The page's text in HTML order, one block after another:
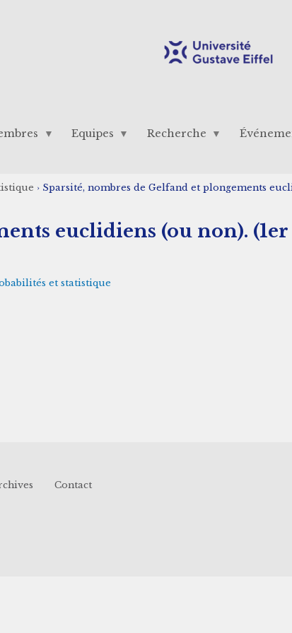
Equipes Recherche
› Sparsité, nombres de Gelfand et plongements
euclidiens (ou non). (1er
et statistique
Contact